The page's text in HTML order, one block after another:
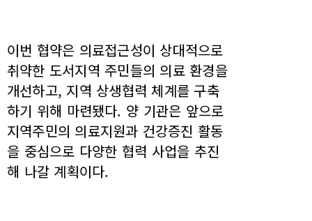
이번 협약은 의료접근성이 상대적으로
취약한 도서지역 주민들의 의료 환경을
개선하고, 지역 상생협력 체계를 구축
하기 위해 마련됐다. 양 기관은 앞으로
지역주민의 의료지원과 건강증진 활동
을 중심으로 다양한 협력 사업을 추진
해 나갈 계획이다.